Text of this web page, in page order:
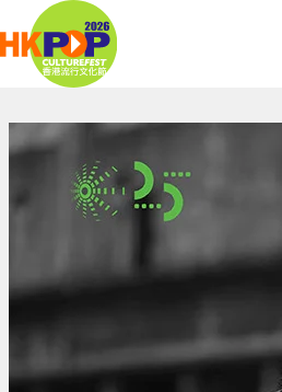
Skip to main content
星
级
影
谈
──
陈
可
关于香港流行文化节
成为流行文化节之友
探索节目、人们与地点
探索节目、人们与地点